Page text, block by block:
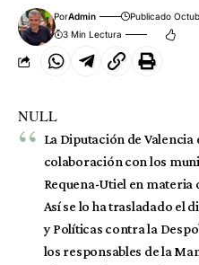
PorAdmin Publicado
3 Min Lectura
NULL
La Diputación de
colaboración con los
Requena-Utiel en
Así se lo ha trasladado el
y Políticas contra la
los responsables de la